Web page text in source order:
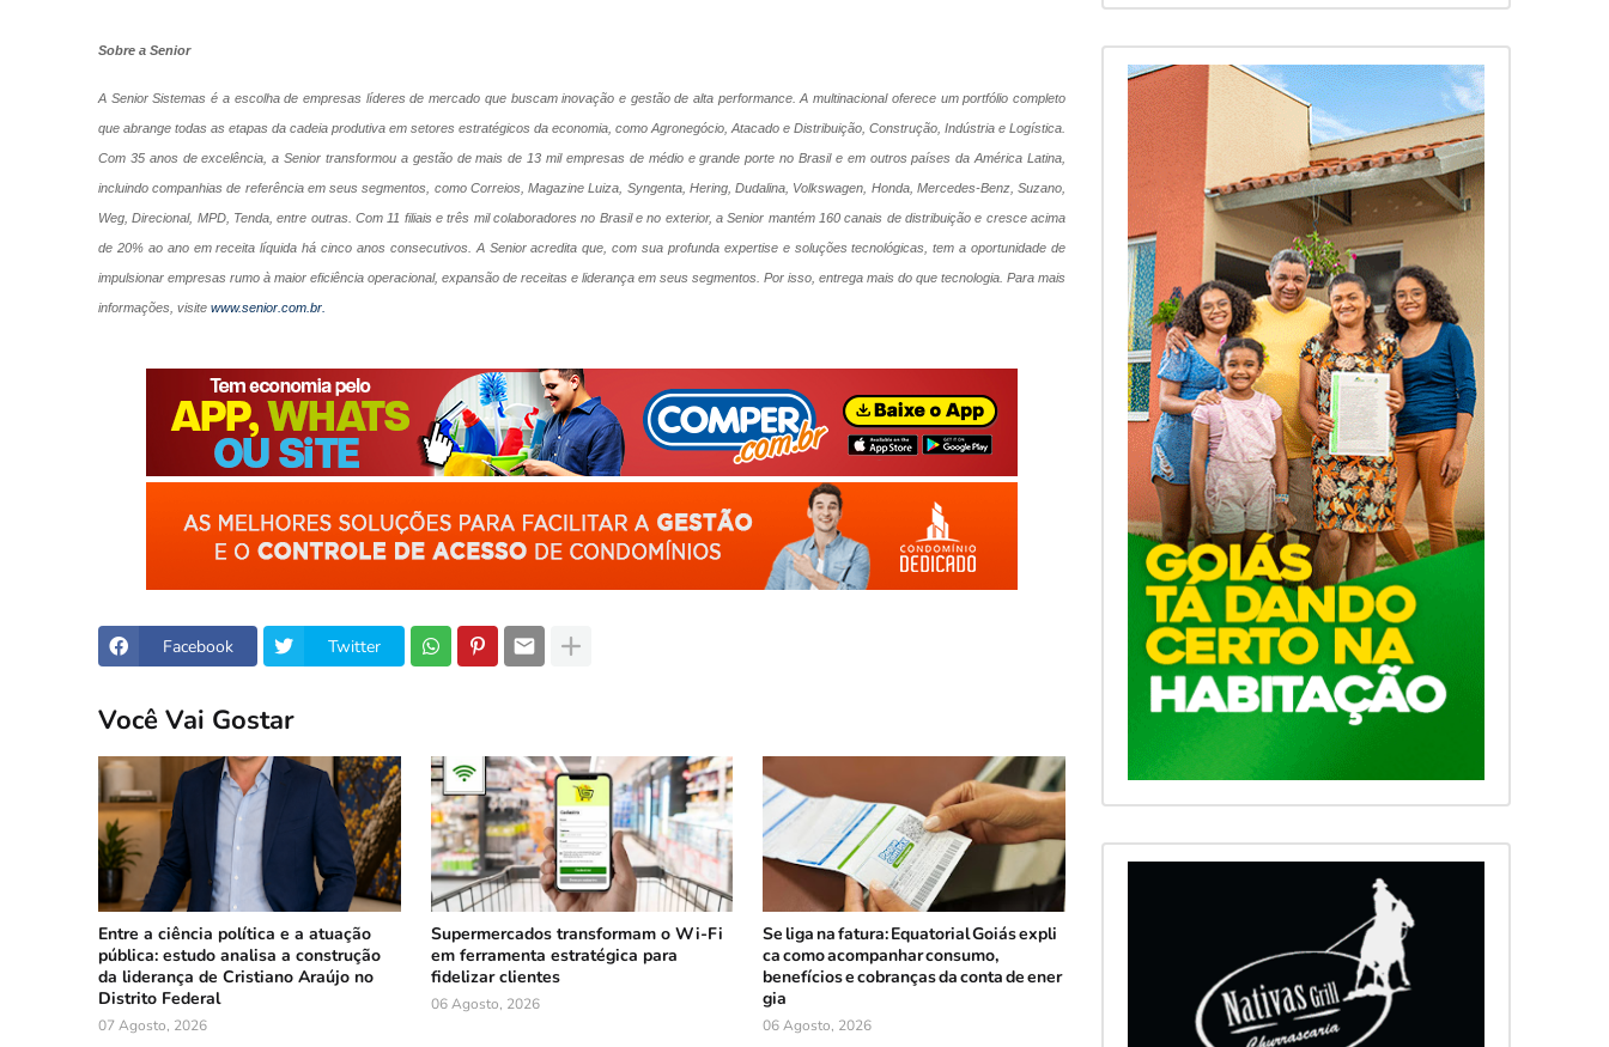
Sobre a Senior
A Senior Sistemas é a escolha de empresas líderes de mercado que buscam inovação e gestão de alta performance. A multinacional oferece um portfólio completo
que abrange todas as etapas da cadeia produtiva em setores estratégicos da economia, como Agronegócio, Atacado e Distribuição, Construção, Indústria e Logística.
Com 35 anos de excelência, a Senior transformou a gestão de mais de 13 mil empresas de médio e grande porte no Brasil e em outros países da América Latina,
incluindo companhias de referência em seus segmentos, como Correios, Magazine Luiza, Syngenta, Hering, Dudalina, Volkswagen, Honda, Mercedes-Benz, Suzano,
Weg, Direcional, MPD, Tenda, entre outras. Com 11 filiais e três mil colaboradores no Brasil e no exterior, a Senior mantém 160 canais de distribuição e cresce acima
de 20% ao ano em receita líquida há cinco anos consecutivos. A Senior acredita que, com sua profunda expertise e soluções tecnológicas, tem a oportunidade de
impulsionar empresas rumo à maior eficiência operacional, expansão de receitas e liderança em seus segmentos. Por isso, entrega mais do que tecnologia. Para mais
informações, visite www.senior.com.br
Facebook Twitter
Você Vai Gostar
Entre a ciência política e a atuação
pública: estudo analisa a construção
da liderança de Cristiano Araújo no
Distrito Federal
07 Agosto, 2026
Supermercados transformam o Wi-Fi
em ferramenta estratégica para
fidelizar clientes
06 Agosto, 2026
Se liga na fatura: Equatorial Goiás expli
ca como acompanhar consumo,
benefícios e cobranças da conta de ener
gia
06 Agosto, 2026